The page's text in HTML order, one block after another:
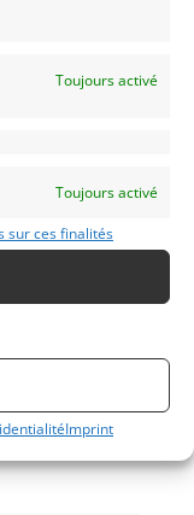
Toujours activé
Toujours activé
sur ces finalités
Imprint